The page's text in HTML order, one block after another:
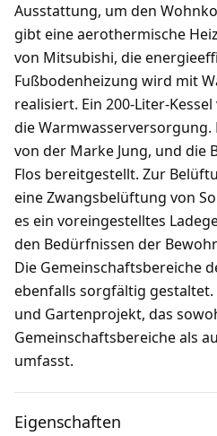
Ausstattung, um den
gibt eine aerothermische
von Mitsubishi, die
Fußbodenheizung wird mit
realisiert. Ein 200-Liter-
die Warmwasserversorgung.
von der Marke Jung, und die
Flos bereitgestellt. Zur
eine Zwangsbelüftung von
es ein voreingestelltes
den Bedürfnissen der
Die Gemeinschaftsbereiche
ebenfalls sorgfältig gestaltet.
und Gartenprojekt, das
Gemeinschaftsbereiche als
umfasst.
Eigenschaften